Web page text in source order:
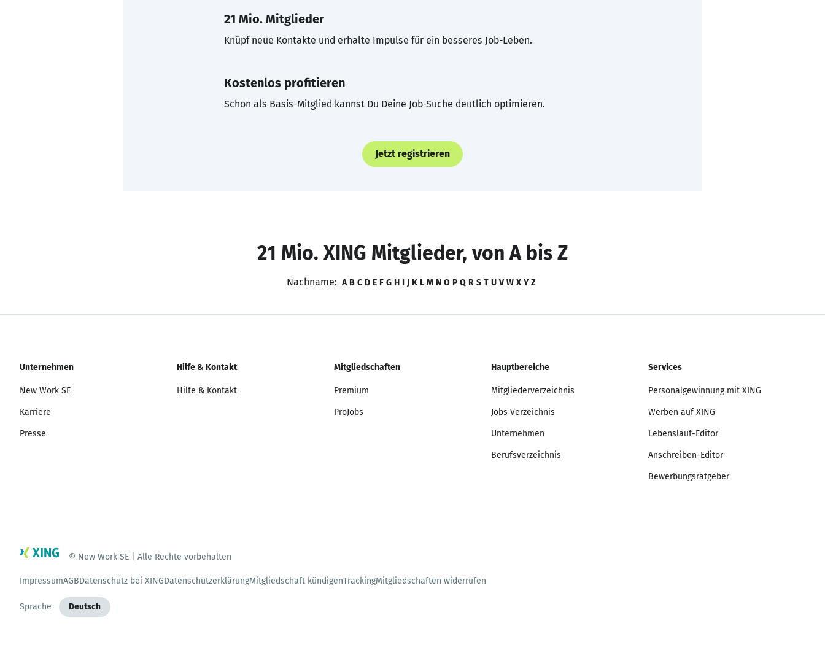
21 Mio. Mitglieder
Knüpf neue Kontakte und erhalte Impulse für ein besseres Job-Leben.
Kostenlos profitieren
Schon als Basis-Mitglied kannst Du Deine Job-Suche deutlich optimieren.
Jetzt registrieren
21 Mio. XING Mitglieder, von A bis Z
Nachname: A B C D E F G H I J K L M N O P Q R S T U V W X Y Z
Unternehmen
New Work SE
Karriere
Presse
Hilfe & Kontakt
Hilfe & Kontakt
Mitgliedschaften
Premium
ProJobs
Hauptbereiche
Mitgliederverzeichnis
Jobs Verzeichnis
Unternehmen
Berufsverzeichnis
Services
Personalgewinnung mit XING
Werben auf XING
Lebenslauf-Editor
Anschreiben-Editor
Bewerbungsratgeber
© New Work SE | Alle Rechte vorbehalten
ImpressumAGBDatenschutz bei XINGDatenschutzerklärungMitgliedschaft kündigenTrackingMitgliedschaften widerrufen
Sprache Deutsch